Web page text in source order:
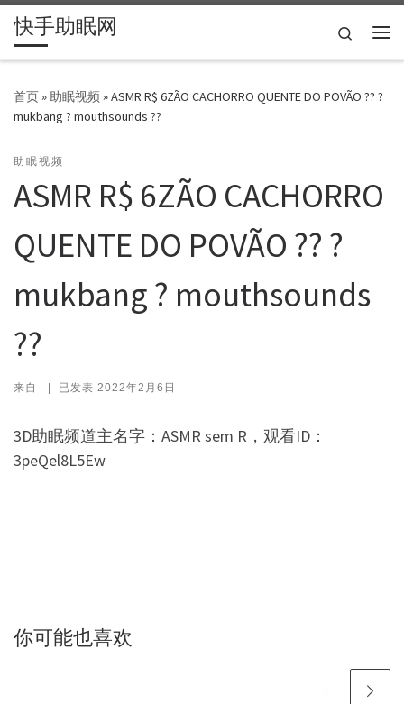
Skip to content
快手助眠网
Search
首页»助眠视频 »ASMR R$ 6ZÃO CACHORRO QUENTE DO POVÃO ?? ?
mukbang ? mouthsounds ??
助眠视频
ASMR R$ 6ZÃO CACHORRO
QUENTE DO POVÃO ?? ?
mukbang ? mouthsounds
??
来自 | 已发表 2022年2月6日
3D助眠频道主名字：ASMR sem R，观看ID：
3peQel8L5Ew
你可能也喜欢